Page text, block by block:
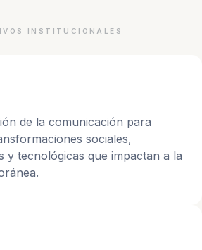
INSTITUCIONALES
de la comunicación para
sociales,
y tecnológicas que impactan a la